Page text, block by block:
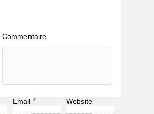
Commentaire
Email * Website